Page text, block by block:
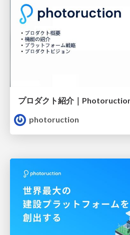
プロダクト紹介｜
photoruction